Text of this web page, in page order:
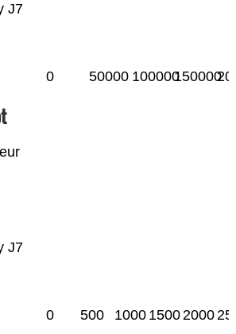
J7
0 50000 100000150000
J7
0 500 1000 15002000